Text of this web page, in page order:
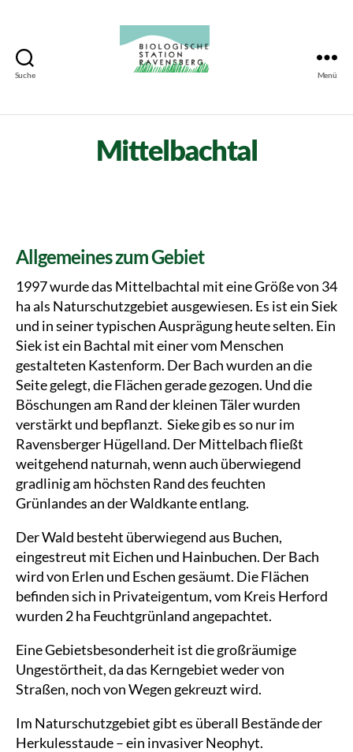
Suche
Ravensberg
Menü
Mittelbachtal
Allgemeines zum Gebiet
1997 wurde das Mittelbachtal mit eine Größe von 34
ha als Naturschutzgebiet ausgewiesen. Es ist ein Siek
und in seiner typischen Ausprägung heute selten. Ein
Siek ist ein Bachtal mit einer vom Menschen
gestalteten Kastenform. Der Bach wurden an die
Seite gelegt, die Flächen gerade gezogen. Und die
Böschungen am Rand der kleinen Täler wurden
verstärkt und bepflanzt. Sieke gib es so nur im
Ravensberger Hügelland. Der Mittelbach fließt
weitgehend naturnah, wenn auch überwiegend
gradlinig am höchsten Rand des feuchten
Grünlandes an der Waldkante entlang.
Der Wald besteht überwiegend aus Buchen,
eingestreut mit Eichen und Hainbuchen. Der Bach
wird von Erlen und Eschen gesäumt. Die Flächen
befinden sich in Privateigentum, vom Kreis Herford
wurden 2 ha Feuchtgrünland angepachtet.
Eine Gebietsbesonderheit ist die großräumige
Ungestörtheit, da das Kerngebiet weder von
Straßen, noch von Wegen gekreuzt wird.
Im Naturschutzgebiet gibt es überall Bestände der
Herkulesstaude – ein invasiver Neophyt.